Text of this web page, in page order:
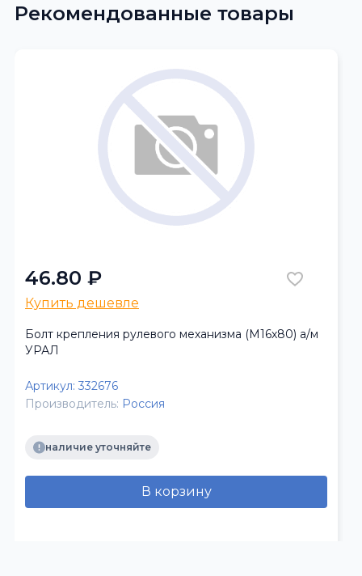
Рекомендованные товары
46.80 ₽
Купить дешевле
Болт крепления рулевого механизма (М16х80) а/м
УРАЛ
Артикул: 332676
Производитель: Россия
наличие уточняйте
В корзину